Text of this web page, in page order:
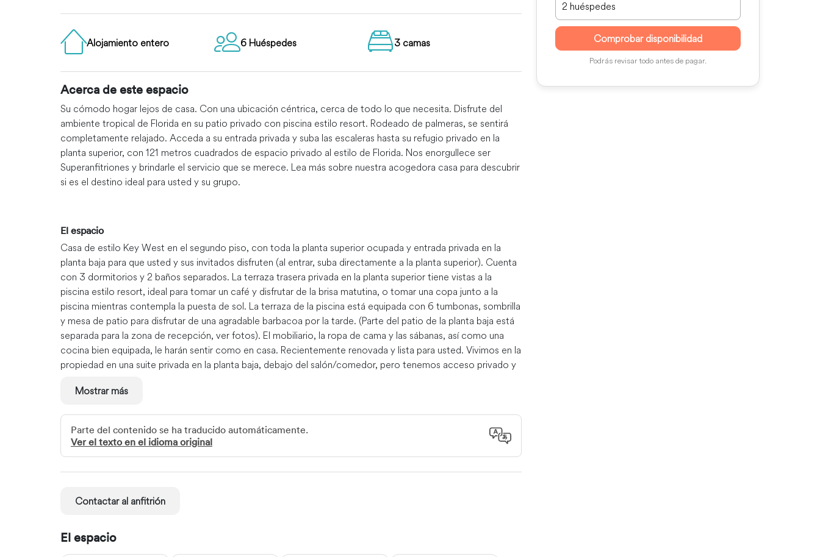
Alojamiento entero 6 Huéspedes 3 camas
Acerca de este espacio
Su cómodo hogar lejos de casa. Con una ubicación céntrica, cerca de todo lo que necesita. Disfrute del
ambiente tropical de Florida en su patio privado con piscina estilo resort. Rodeado de palmeras, se sentirá
completamente relajado. Acceda a su entrada privada y suba las escaleras hasta su refugio privado en la
planta superior, con 121 metros cuadrados de espacio privado al estilo de Florida. Nos enorgullece ser
Superanfitriones y brindarle el servicio que se merece. Lea más sobre nuestra acogedora casa para descubrir
si es el destino ideal para usted y su grupo.
El espacio
Casa de estilo Key West en el segundo piso, con toda la planta superior ocupada y entrada privada en la
planta baja para que usted y sus invitados disfruten (al entrar, suba directamente a la planta superior). Cuenta
con 3 dormitorios y 2 baños separados. La terraza trasera privada en la planta superior tiene vistas a la
piscina estilo resort, ideal para tomar un café y disfrutar de la brisa matutina, o tomar una copa junto a la
piscina mientras contempla la puesta de sol. La terraza de la piscina está equipada con 6 tumbonas, sombrilla
y mesa de patio para disfrutar de una agradable barbacoa por la tarde. (Parte del patio de la planta baja está
separada para la zona de recepción, ver fotos). El mobiliario, la ropa de cama y las sábanas, así como una
cocina bien equipada, le harán sentir como en casa. Recientemente renovada y lista para usted. Vivimos en la
propiedad en una suite privada en la planta baja, debajo del salón/comedor, pero tenemos acceso privado y
Tu espacio está en la planta superior con un cuarto de lavandería accesible desde el baño principal y el
pasillo. Muchas comodidades, TV con Roku y Hulu en la sala de estar, la cocina está completamente
equipada con casi todo lo necesario y una despensa grande. Cortinas opacas para que puedas dormir hasta
dos vehículos grandes si es necesario, o un pequeño remolque para kayak/embarcación. El lado izquierdo es
nuestro acceso al garaje.
La interacción con los huéspedes
Mostrar más
Parte del contenido se ha traducido automáticamente.
Ver el texto en el idioma original
Contactar al anfitrión
El espacio
Comprobar disponibilidad
Podrás revisar todo antes de pagar.